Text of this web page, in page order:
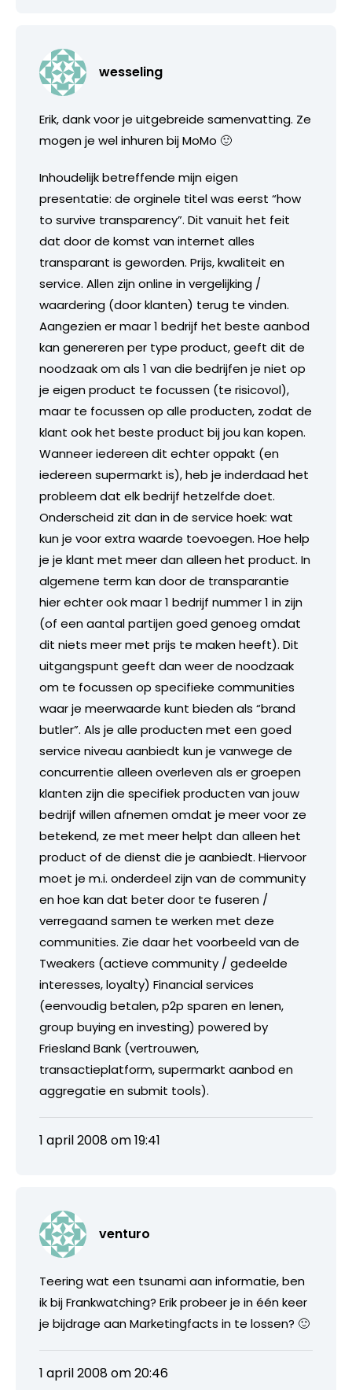
wesseling
Erik, dank voor je uitgebreide samenvatting. Ze
mogen je wel inhuren bij MoMo 🙂
Inhoudelijk betreffende mijn eigen
presentatie: de orginele titel was eerst “how
to survive transparency”. Dit vanuit het feit
dat door de komst van internet alles
transparant is geworden. Prijs, kwaliteit en
service. Allen zijn online in vergelijking /
waardering (door klanten) terug te vinden.
Aangezien er maar 1 bedrijf het beste aanbod
kan genereren per type product, geeft dit de
noodzaak om als 1 van die bedrijfen je niet op
je eigen product te focussen (te risicovol),
maar te focussen op alle producten, zodat de
klant ook het beste product bij jou kan kopen.
Wanneer iedereen dit echter oppakt (en
iedereen supermarkt is), heb je inderdaad het
probleem dat elk bedrijf hetzelfde doet.
Onderscheid zit dan in de service hoek: wat
kun je voor extra waarde toevoegen. Hoe help
je je klant met meer dan alleen het product. In
algemene term kan door de transparantie
hier echter ook maar 1 bedrijf nummer 1 in zijn
(of een aantal partijen goed genoeg omdat
dit niets meer met prijs te maken heeft). Dit
uitgangspunt geeft dan weer de noodzaak
om te focussen op specifieke communities
waar je meerwaarde kunt bieden als “brand
butler”. Als je alle producten met een goed
service niveau aanbiedt kun je vanwege de
concurrentie alleen overleven als er groepen
klanten zijn die specifiek producten van jouw
bedrijf willen afnemen omdat je meer voor ze
betekend, ze met meer helpt dan alleen het
product of de dienst die je aanbiedt. Hiervoor
moet je m.i. onderdeel zijn van de community
en hoe kan dat beter door te fuseren /
verregaand samen te werken met deze
communities. Zie daar het voorbeeld van de
Tweakers (actieve community / gedeelde
interesses, loyalty) Financial services
(eenvoudig betalen, p2p sparen en lenen,
group buying en investing) powered by
Friesland Bank (vertrouwen,
transactieplatform, supermarkt aanbod en
aggregatie en submit tools).
1 april 2008 om 19:41
venturo
Teering wat een tsunami aan informatie, ben
ik bij Frankwatching? Erik probeer je in één keer
je bijdrage aan Marketingfacts in te lossen? 🙂
1 april 2008 om 20:46